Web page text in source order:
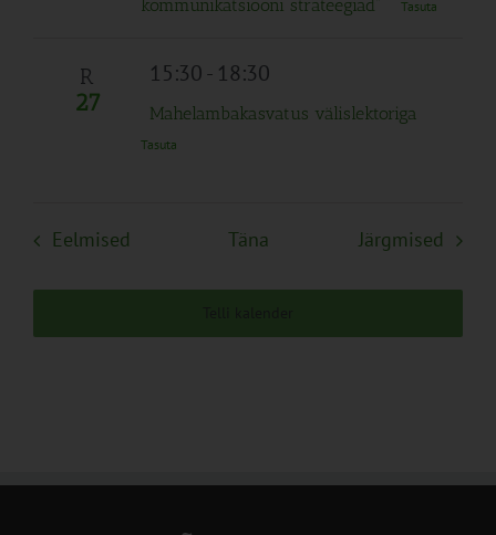
kommunikatsiooni strateegiad”
Tasuta
R
27
15:30- 18:30
Mahelambakasvatus välislektoriga
Tasuta
Eelmised SündmusedTäna Järgmised